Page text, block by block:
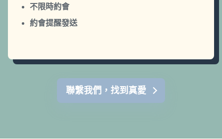
不限時約會
約會提醒發送
聯繫我們，找到真愛